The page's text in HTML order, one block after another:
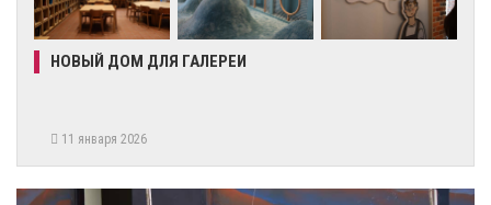
НОВЫЙ ДОМ ДЛЯ ГАЛЕРЕИ
11 января 2026